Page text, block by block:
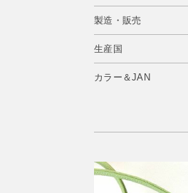
製造・販売
生産国
カラー＆JAN